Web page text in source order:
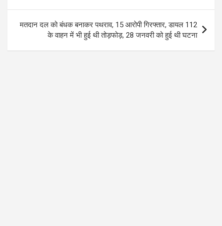
मतदान दल को बंधक बनाकर पथराव, 15 आरोपी गिरफ्तार, डायल 112
के वाहन में भी हुई थी तोड़फोड़, 28 जनवरी को हुई थी घटना